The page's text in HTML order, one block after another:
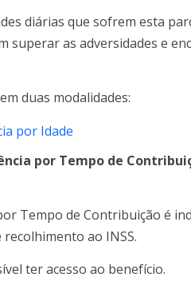
diárias que sofrem esta
as adversidades e
duas modalidades:
por Idade
por Tempo de
Tempo de Contribuição é
ao INSS.
ter acesso ao benefício.